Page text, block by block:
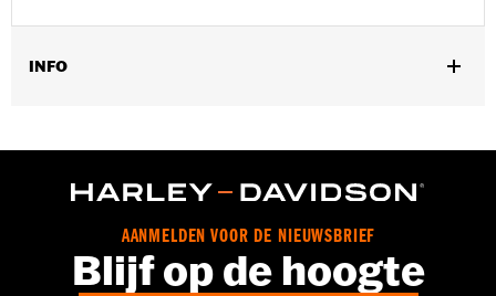
INFO
In de doos:Alleen meter
AANMELDEN VOOR DE NIEUWSBRIEF
Blijf op de hoogte